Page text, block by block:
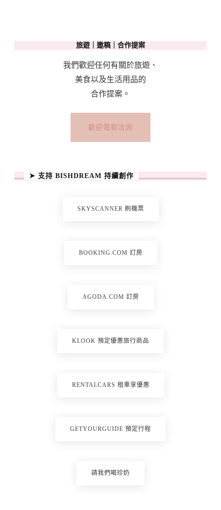
旅遊｜邀稿｜合作提案
我們歡迎任何有關於旅遊、
美食以及生活用品的
合作提案。
歡迎電郵洽詢
➤ 支持 BISHDREAM 持續創作
SKYSCANNER 刷機票
BOOKING.COM 訂房
AGODA.COM 訂房
KLOOK 預定優惠旅行商品
RENTALCARS 租車享優惠
GETYOURGUIDE 預定行程
請我們喝珍奶